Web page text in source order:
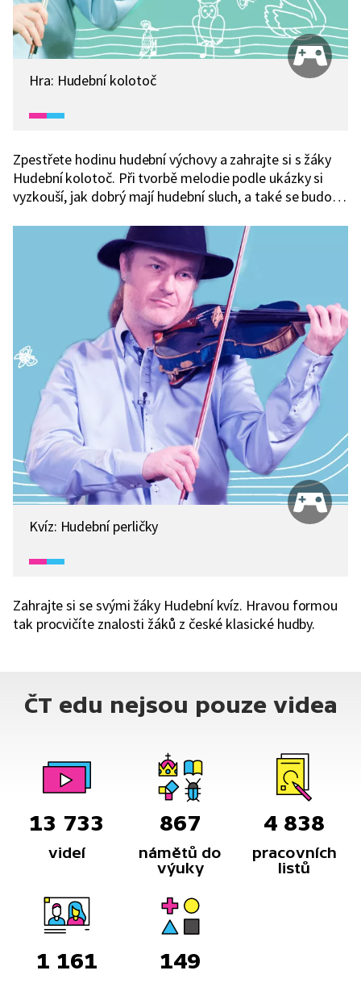
Hra: Hudební kolotoč
Zpestřete hodinu hudební výchovy a zahrajte si s žáky
Hudební kolotoč. Při tvorbě melodie podle ukázky si
vyzkouší, jak dobrý mají hudební sluch, a také se budou
Kvíz: Hudební perličky
Zahrajte si se svými žáky Hudební kvíz. Hravou formou
tak procvičíte znalosti žáků z české klasické hudby.
ČT edu nejsou pouze videa
13 733
videí
867
námětů do
výuky
4 838
pracovních
listů
1 161 149